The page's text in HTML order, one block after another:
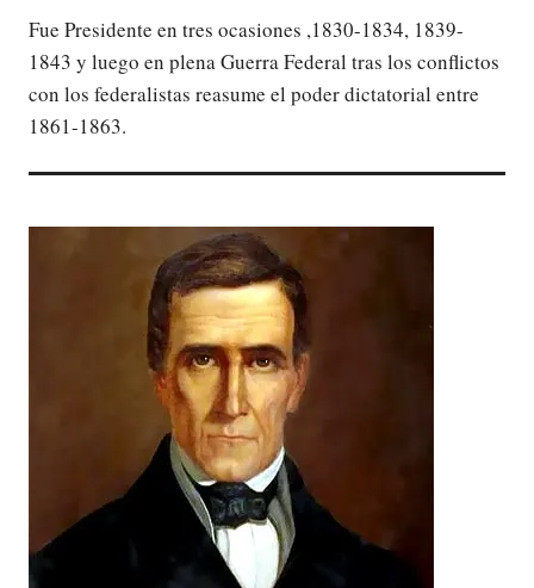
Fue Presidente en tres ocasiones ,1830-1834, 1839-
1843 y luego en plena Guerra Federal tras los conflictos
con los federalistas reasume el poder dictatorial entre
1861-1863.